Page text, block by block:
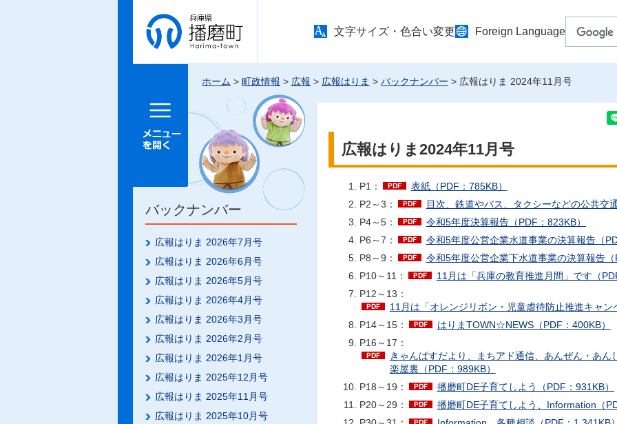
兵庫県 播
磨町
文字サイズ・色合い変更 Foreign Language
メニュー
ホーム > 町政情報 > 広報 > 広報はりま > バックナンバー > 広報はりま 2024年11月号
バックナンバー
広報はりま 2026年7月号
広報はりま 2026年6月号
広報はりま 2026年5月号
広報はりま 2026年4月号
広報はりま 2026年3月号
広報はりま 2026年2月号
広報はりま 2026年1月号
広報はりま 2025年12月号
広報はりま 2025年11月号
広報はりま 2025年10月号
広報はりま2024年11月号
P1：
表紙（PDF：785KB）
P2～3：
目次、鉄道やバス、タクシーなどの公共交
P4～5：
令和5年度決算報告（PDF：823KB）
P6～7：
令和5年度公営企業水道事業の決算報告（
P8～9：
令和5年度公営企業下水道事業の決算報告
P10～11：
11月は「兵庫の教育推進月間」です（
P12～13：
11月は「オレンジリボン・児童虐待防止推進キャ
P14～15：
はりまTOWN☆NEWS（PDF：400KB）
P16～17：
きゃんぱすだより、まちアド通信、あんぜん・あ
楽屋裏（PDF：989KB）
P18～19：
播磨町DE子育てしよう（PDF：931KB）
P20～29：
播磨町DE子育てしよう、Information（